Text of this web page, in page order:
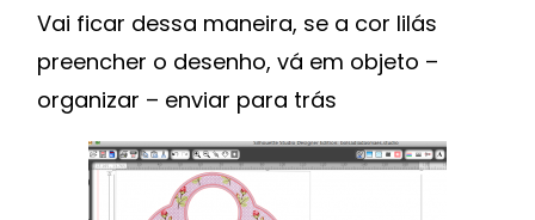
Vai ficar dessa maneira, se a cor lilás
preencher o desenho, vá em objeto –
organizar – enviar para trás